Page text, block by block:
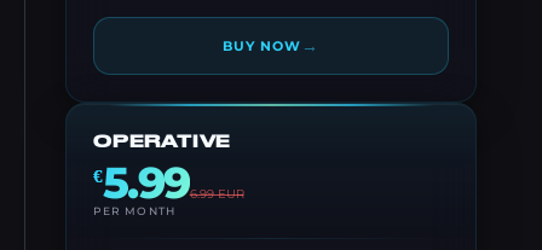
BUY NOW →
OPERATIVE
€5.996.99EUR
PER MONTH